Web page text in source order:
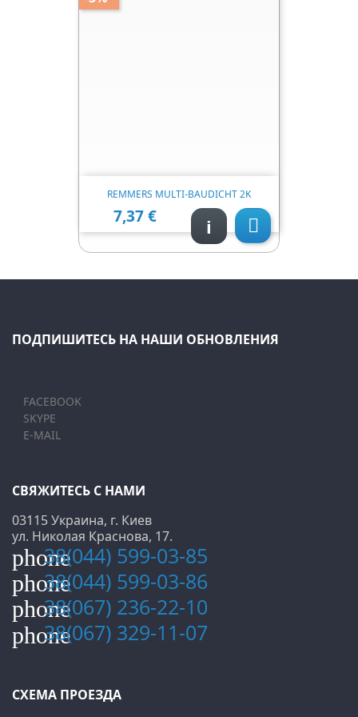
REMMERS MULTI-BAUDICHT 2K
Цена
7,37 € 
i
ПОДПИШИТЕСЬ НА НАШИ ОБНОВЛЕНИЯ
FACEBOOK
SKYPE
E-MAIL
СВЯЖИТЕСЬ С НАМИ
03115 Украина, г. Киев
ул. Николая Краснова, 17.
phone38(044) 599-03-85
phone38(044) 599-03-86
phone38(067) 236-22-10
phone38(067) 329-11-07
СХЕМА ПРОЕЗДА